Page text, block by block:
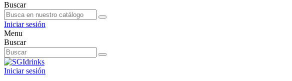
Buscar
Iniciar sesión
Menu
Buscar
Iniciar sesión